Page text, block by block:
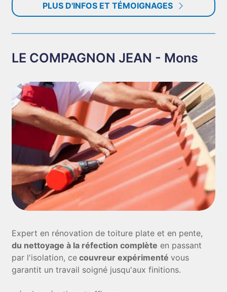
PLUS D'INFOS ET TÉMOIGNAGES
LE COMPAGNON JEAN - Mons
Expert en rénovation de toiture plate et en pente,
du nettoyage à la réfection complète en passant
par l'isolation, ce couvreur expérimentévous
garantit un travail soigné jusqu'aux finitions.